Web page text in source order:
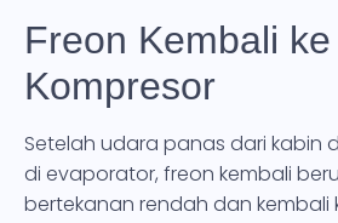
Freon Kembali ke
Kompresor
Setelah udara panas dari kabin
di evaporator, freon kembali
bertekanan rendah dan kembali